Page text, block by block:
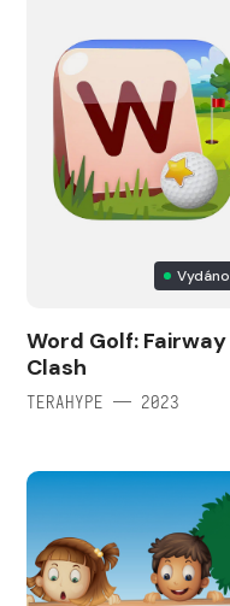
Vydáno
Word Golf: Fairway
Clash
TERAHYPE — 2023